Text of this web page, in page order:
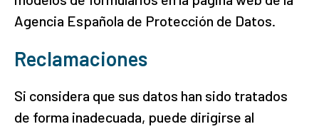
Agencia Española de Protección de Datos.
Reclamaciones
Si considera que sus datos han sido tratados
de forma inadecuada, puede dirigirse al